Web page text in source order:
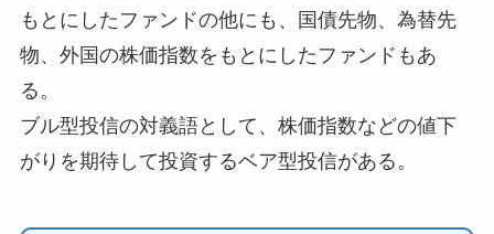
もとにしたファンドの他にも、国債先物、為替先
物、外国の株価指数をもとにしたファンドもあ
る。
ブル型投信の対義語として、株価指数などの値下
がりを期待して投資するベア型投信がある。